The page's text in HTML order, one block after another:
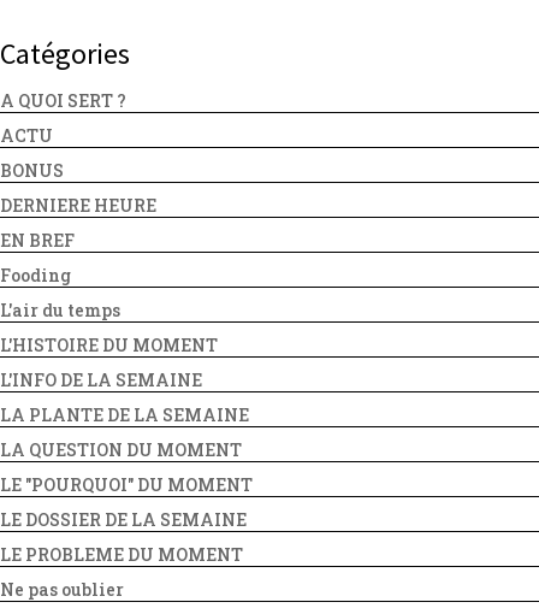
Catégories
A QUOI SERT ?
ACTU
BONUS
DERNIERE HEURE
EN BREF
Fooding
L'air du temps
L'HISTOIRE DU MOMENT
L'INFO DE LA SEMAINE
LA PLANTE DE LA SEMAINE
LA QUESTION DU MOMENT
LE "POURQUOI" DU MOMENT
LE DOSSIER DE LA SEMAINE
LE PROBLEME DU MOMENT
Ne pas oublier